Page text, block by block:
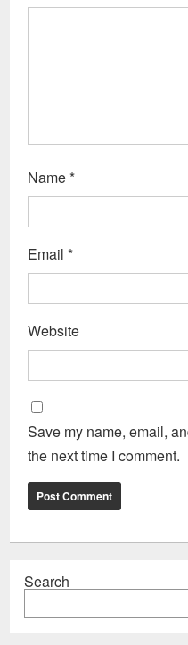
Name*
Email*
Website
Save my name, email,
the next time I comment.
Search